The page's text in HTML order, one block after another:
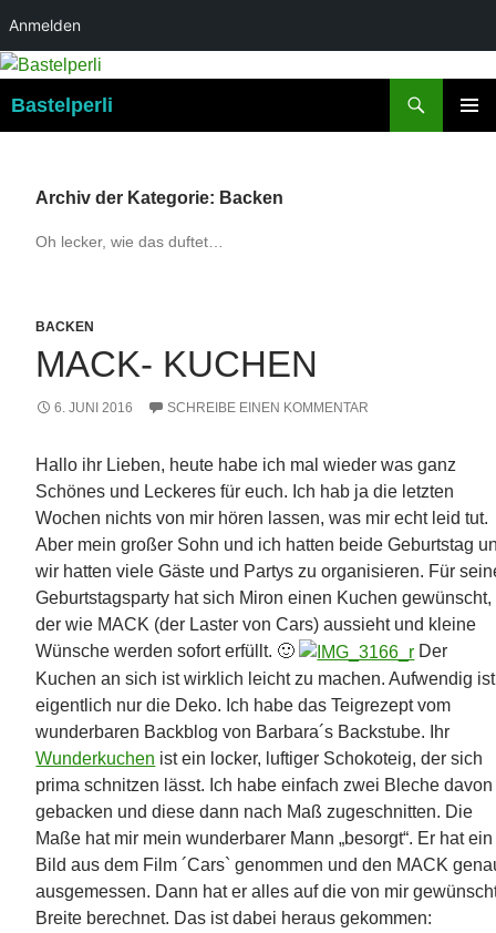
Anmelden
Bastelperli
Archiv der Kategorie: Backen
Oh lecker, wie das duftet…
BACKEN
MACK- KUCHEN
6. JUNI 2016 SCHREIBE EINEN KOMMENTAR
Hallo ihr Lieben, heute habe ich mal wieder was ganz
Schönes und Leckeres für euch. Ich hab ja die letzten
Wochen nichts von mir hören lassen, was mir echt leid tut.
Aber mein großer Sohn und ich hatten beide Geburtstag
wir hatten viele Gäste und Partys zu organisieren. Für
Geburtstagsparty hat sich Miron einen Kuchen gewünscht,
der wie MACK (der Laster von Cars) aussieht und kleine
Wünsche werden sofort erfüllt. 🙂
Der
Kuchen an sich ist wirklich leicht zu machen. Aufwendig ist
eigentlich nur die Deko. Ich habe das Teigrezept vom
wunderbaren Backblog von Barbara´s Backstube. Ihr
Wunderkuchen ist ein locker, luftiger Schokoteig, der sich
prima schnitzen lässt. Ich habe einfach zwei Bleche davon
gebacken und diese dann nach Maß zugeschnitten. Die
Maße hat mir mein wunderbarer Mann „besorgt“. Er hat ein
Bild aus dem Film ´Cars` genommen und den MACK
ausgemessen. Dann hat er alles auf die von mir
Breite berechnet. Das ist dabei heraus gekommen: